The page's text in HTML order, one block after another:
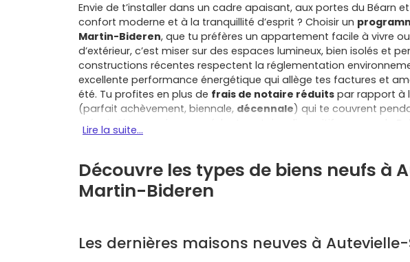
Envie de t’installer dans un cadre apaisant, aux portes du Béarn
confort moderne et à la tranquillité d’esprit ? Choisir un
Martin-Bideren, que tu préfères un appartement facile à vivre
d’extérieur, c’est miser sur des espaces lumineux, bien isolés et
constructions récentes respectent la réglementation
excellente performance énergétique qui allège tes factures et
été. Tu profites en plus de frais de notaire réduits par rapport à
(parfait achèvement, biennale, décennale) qui te couvrent
prévoir. Si tu es primo-accédant, certains dispositifs comme le
conditions, t’aider à boucler ton budget. Côté cadre de vie,
services et d’emplois situés à moins de 20 km : Sauveterre-de-
Bidache, Bardos ou Came offrent commerces, écoles, santé et
pratique. Dans un appartement neuf, tu gagnes en sérénité avec
à tes envies, avec des rangements bien pensés et, souvent, une
Lire la suite...
Découvre les types de biens neufs à
Martin-Bideren
Les dernières maisons neuves à